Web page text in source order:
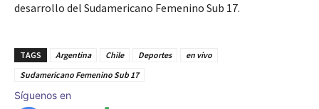
desarrollo del Sudamericano Femenino Sub 17.
TAGS Argentina Chile Deportes
en vivo
Sudamericano Femenino Sub 17
Síguenos en